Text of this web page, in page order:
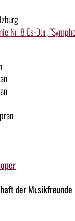
Nr. 8 Es-Dur,
der Musikfreunde